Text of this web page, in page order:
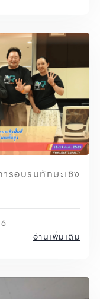
รอบรมทักษะเชิง
อ่านเพิ่มเติม